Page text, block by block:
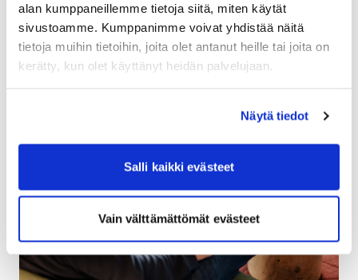
alan kumppaneillemme tietoja siitä, miten käytät
sivustoamme. Kumppanimme voivat yhdistää näitä
tietoja muihin tietoihin, joita olet antanut heille tai joita on
kerätty, kun olet käyttänyt heidän palvelujaan.
Näytä tiedot
Salli kaikki evästeet
Vain välttämättömät evästeet
Senaste nytt och aktuella
ärenden